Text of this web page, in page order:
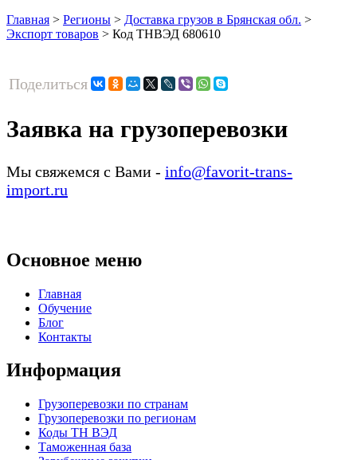
Главная > Регионы > Доставка грузов в Брянская обл. >
Экспорт товаров > Код ТНВЭД 680610
Поделиться
Заявка на грузоперевозки
Мы свяжемся с Вами - info@favorit-trans-
import.ru
Основное меню
Главная
Обучение
Блог
Контакты
Информация
Грузоперевозки по странам
Грузоперевозки по регионам
Коды ТН ВЭД
Таможенная база